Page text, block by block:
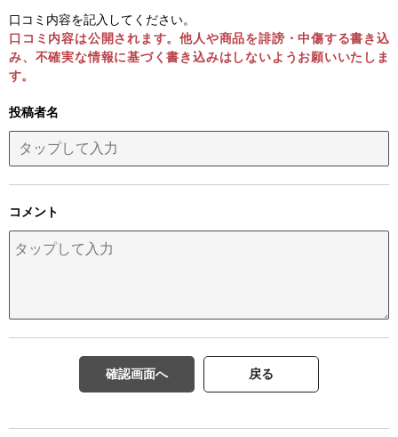
口コミ内容を記入してください。
口コミ内容は公開されます。他人や商品を誹謗・中傷する書き込
み、不確実な情報に基づく書き込みはしないようお願いいたしま
す。
投稿者名
コメント
確認画面へ 戻る